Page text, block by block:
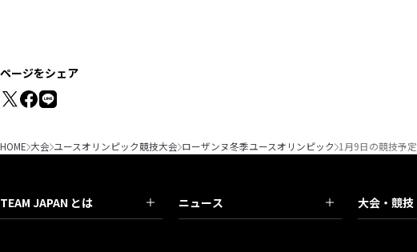
ページをシェア
HOME 大会 ユースオリンピック競技大会 ローザンヌ冬季ユースオリンピック 1月9日の競技予定
TEAM JAPAN とは ニュース 大会・競技